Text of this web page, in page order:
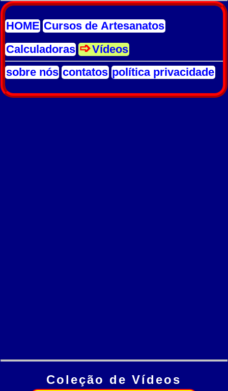
HOME Cursos de Artesanatos
Calculadoras
Vídeos
sobre nós contatos política privacidade
Coleção de Vídeos